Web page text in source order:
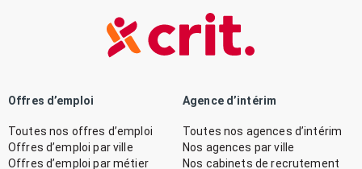
Offres d’emploi
Toutes nos offres d’emploi
Offres d’emploi par ville
Offres d’emploi par métier
Agence d’intérim
Toutes nos agences d’intérim
Nos agences par ville
Nos cabinets de recrutement